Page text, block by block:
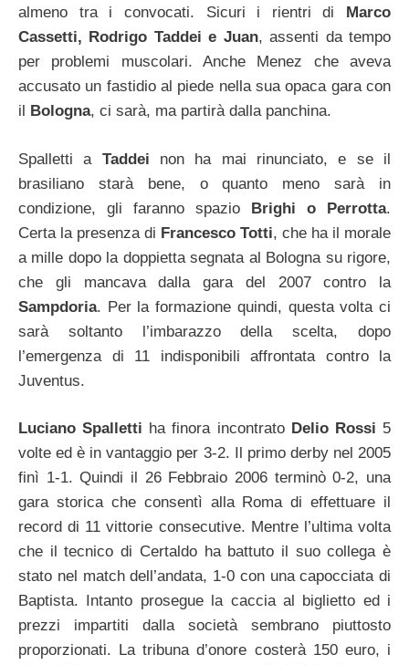
almeno tra i convocati. Sicuri i rientri di
Marco
Cassetti, Rodrigo Taddei e Juan, assenti da tempo
per problemi muscolari. Anche Menez che aveva
accusato un fastidio al piede nella sua opaca gara con
il
Bologna, ci sarà, ma partirà dalla panchina.
Spalletti a Taddei non ha mai rinunciato, e se il
brasiliano starà bene, o quanto meno sarà in
condizione, gli faranno spazio Brighi o Perrotta.
Certa la presenza di Francesco Totti, che ha il morale
a mille dopo la doppietta segnata al Bologna su rigore,
che gli mancava dalla gara del 2007 contro la
Sampdoria. Per la formazione quindi, questa volta ci
sarà soltanto l’imbarazzo della scelta, dopo
l’emergenza di 11 indisponibili affrontata contro la
Juventus.
Luciano Spalletti ha finora incontrato Delio Rossi 5
volte ed è in vantaggio per 3-2. Il primo derby nel 2005
finì 1-1. Quindi il 26 Febbraio 2006 terminò 0-2, una
gara storica che consentì alla Roma di effettuare il
record di 11 vittorie consecutive. Mentre l’ultima volta
che il tecnico di Certaldo ha battuto il suo collega è
stato nel match dell’andata, 1-0 con una capocciata di
Baptista. Intanto prosegue la caccia al biglietto ed i
prezzi impartiti dalla società sembrano piuttosto
proporzionati. La tribuna d’onore costerà 150 euro, i